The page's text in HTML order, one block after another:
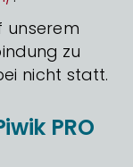
unserem
zu
nicht statt.
PRO